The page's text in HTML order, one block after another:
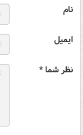
نام
ایمیل
نظر شما *